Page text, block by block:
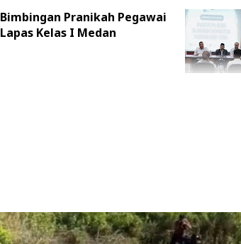
Bimbingan Pranikah Pegawai
Lapas Kelas I Medan